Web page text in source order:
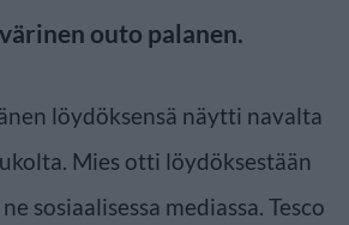
outo palanen.
löydöksensä näytti navalta
Mies otti löydöksestään
sosiaalisessa mediassa. Tesco